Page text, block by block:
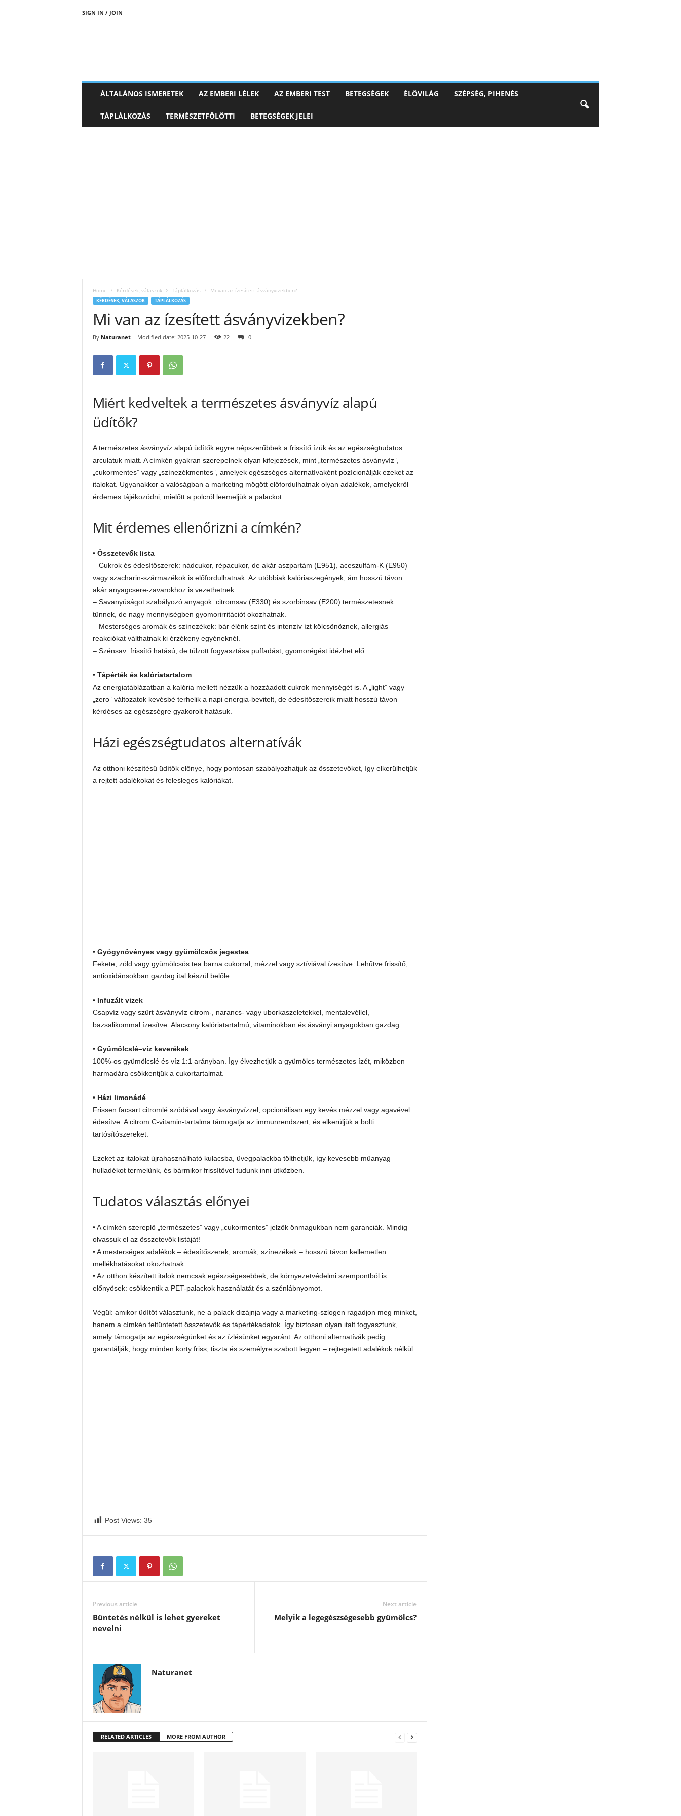
SIGN IN / JOIN
ÁLTALÁNOS ISMERETEK AZ EMBERI LÉLEK AZ EMBERI TEST BETEGSÉGEK ÉLŐVILÁG SZÉPSÉG, PIHENÉS
TÁPLÁLKOZÁS TERMÉSZETFÖLÖTTI BETEGSÉGEK JELEI
Home Kérdések, válaszok Táplálkozás Mi van az ízesített ásványvizekben?
KÉRDÉSEK, VÁLASZOK TÁPLÁLKOZÁS
Mi van az ízesített ásványvizekben?
By Naturanet- Modified date: 2025-10-27 22 0
Miért kedveltek a természetes ásványvíz alapú
üdítők?
A természetes ásványvíz alapú üdítők egyre népszerűbbek a frissítő ízük és az egészségtudatos
arculatuk miatt. A címkén gyakran szerepelnek olyan kifejezések, mint „természetes ásványvíz”,
„cukormentes” vagy „színezékmentes”, amelyek egészséges alternatívaként pozícionálják ezeket az
italokat. Ugyanakkor a valóságban a marketing mögött előfordulhatnak olyan adalékok, amelyekről
érdemes tájékozódni, mielőtt a polcról leemeljük a palackot.
Mit érdemes ellenőrizni a címkén?
• Összetevők lista
– Cukrok és édesítőszerek: nádcukor, répacukor, de akár aszpartám (E951), aceszulfám-K (E950)
vagy szacharin-származékok is előfordulhatnak. Az utóbbiak kalóriaszegények, ám hosszú távon
akár anyagcsere-zavarokhoz is vezethetnek.
– Savanyúságot szabályozó anyagok: citromsav (E330) és szorbinsav (E200) természetesnek
tűnnek, de nagy mennyiségben gyomorirritációt okozhatnak.
– Mesterséges aromák és színezékek: bár élénk színt és intenzív ízt kölcsönöznek, allergiás
reakciókat válthatnak ki érzékeny egyéneknél.
– Szénsav: frissítő hatású, de túlzott fogyasztása puffadást, gyomorégést idézhet elő.
• Tápérték és kalóriatartalom
Az energiatáblázatban a kalória mellett nézzük a hozzáadott cukrok mennyiségét is. A „light” vagy
„zero” változatok kevésbé terhelik a napi energia-bevitelt, de édesítőszereik miatt hosszú távon
kérdéses az egészségre gyakorolt hatásuk.
Házi egészségtudatos alternatívák
Az otthoni készítésű üdítők előnye, hogy pontosan szabályozhatjuk az összetevőket, így elkerülhetjük
a rejtett adalékokat és felesleges kalóriákat.
• Gyógynövényes vagy gyümölcsös jegestea
Fekete, zöld vagy gyümölcsös tea barna cukorral, mézzel vagy sztíviával ízesítve. Lehűtve frissítő,
antioxidánsokban gazdag ital készül belőle.
• Infuzált vizek
Csapvíz vagy szűrt ásványvíz citrom-, narancs- vagy uborkaszeletekkel, mentalevéllel,
bazsalikommal ízesítve. Alacsony kalóriatartalmú, vitaminokban és ásványi anyagokban gazdag.
• Gyümölcslé–víz keverékek
100%-os gyümölcslé és víz 1:1 arányban. Így élvezhetjük a gyümölcs természetes ízét, miközben
harmadára csökkentjük a cukortartalmat.
• Házi limonádé
Frissen facsart citromlé szódával vagy ásványvízzel, opcionálisan egy kevés mézzel vagy agavével
édesítve. A citrom C-vitamin-tartalma támogatja az immunrendszert, és elkerüljük a bolti
tartósítószereket.
Ezeket az italokat újrahasználható kulacsba, üvegpalackba tölthetjük, így kevesebb műanyag
hulladékot termelünk, és bármikor frissítővel tudunk inni útközben.
Tudatos választás előnyei
• A címkén szereplő „természetes” vagy „cukormentes” jelzők önmagukban nem garanciák. Mindig
olvassuk el az összetevők listáját!
• A mesterséges adalékok – édesítőszerek, aromák, színezékek – hosszú távon kellemetlen
mellékhatásokat okozhatnak.
• Az otthon készített italok nemcsak egészségesebbek, de környezetvédelmi szempontból is
előnyösek: csökkentik a PET-palackok használatát és a szénlábnyomot.
Végül: amikor üdítőt választunk, ne a palack dizájnja vagy a marketing-szlogen ragadjon meg minket,
hanem a címkén feltüntetett összetevők és tápértékadatok. Így biztosan olyan italt fogyasztunk,
amely támogatja az egészségünket és az ízlésünket egyaránt. Az otthoni alternatívák pedig
garantálják, hogy minden korty friss, tiszta és személyre szabott legyen – rejtegetett adalékok nélkül.
Post Views: 35
Previous article
Büntetés nélkül is lehet gyereket
nevelni
Next article
Melyik a legegészségesebb gyümölcs?
Naturanet
RELATED ARTICLES MORE FROM AUTHOR